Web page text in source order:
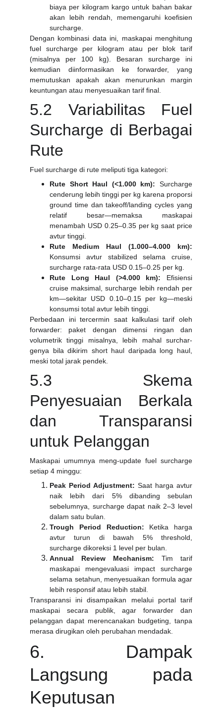
biaya per kilogram kargo untuk bahan bakar
akan lebih rendah, memengaruhi koefisien
surcharge.
Dengan kombinasi data ini, maskapai menghitung
fuel surcharge per kilogram atau per blok tarif
(misalnya per 100 kg). Besaran surcharge ini
kemudian diinformasikan ke forwarder, yang
memutuskan apakah akan menurunkan margin
keuntungan atau menyesuaikan tarif final.
5.2 Variabilitas Fuel
Surcharge di Berbagai
Rute
Fuel surcharge di rute meliputi tiga kategori:
Rute Short Haul (<1.000 km): Surcharge
cenderung lebih tinggi per kg karena proporsi
ground time dan takeoff/landing cycles yang
relatif besar—memaksa maskapai
menambah USD 0.25–0.35 per kg saat price
avtur tinggi.
Rute Medium Haul (1.000–4.000 km):
Konsumsi avtur stabilized selama cruise,
surcharge rata-rata USD 0.15–0.25 per kg.
Rute Long Haul (>4.000 km): Efisiensi
cruise maksimal, surcharge lebih rendah per
km—sekitar USD 0.10–0.15 per kg—meski
konsumsi total avtur lebih tinggi.
Perbedaan ini tercermin saat kalkulasi tarif oleh
forwarder: paket dengan dimensi ringan dan
volumetrik tinggi misalnya, lebih mahal surchar-
genya bila dikirim short haul daripada long haul,
meski total jarak pendek.
5.3 Skema
Penyesuaian Berkala
dan Transparansi
untuk Pelanggan
Maskapai umumnya meng-update fuel surcharge
setiap 4 minggu:
Peak Period Adjustment: Saat harga avtur
naik lebih dari 5% dibanding sebulan
sebelumnya, surcharge dapat naik 2–3 level
dalam satu bulan.
Trough Period Reduction: Ketika harga
avtur turun di bawah 5% threshold,
surcharge dikoreksi 1 level per bulan.
Annual Review Mechanism: Tim tarif
maskapai mengevaluasi impact surcharge
selama setahun, menyesuaikan formula agar
lebih responsif atau lebih stabil.
Transparansi ini disampaikan melalui portal tarif
maskapai secara publik, agar forwarder dan
pelanggan dapat merencanakan budgeting, tanpa
merasa dirugikan oleh perubahan mendadak.
6. Dampak
Langsung pada
Keputusan